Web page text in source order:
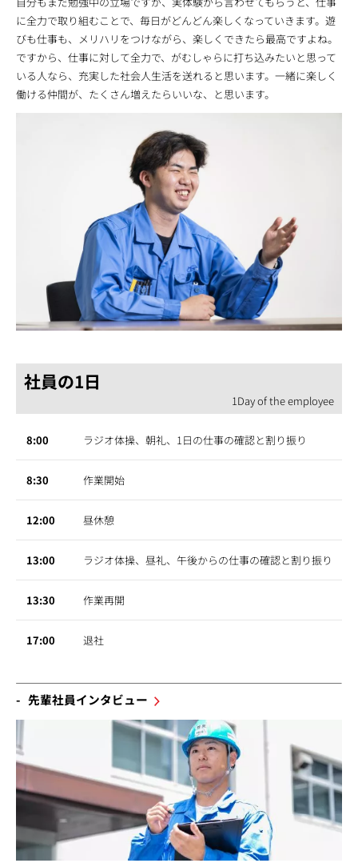
に全力で取り組むことで、毎日がどんどん楽しくなっていきます。遊
びも仕事も、メリハリをつけながら、楽しくできたら最高ですよね。
ですから、仕事に対して全力で、がむしゃらに打ち込みたいと思って
いる人なら、充実した社会人生活を送れると思います。一緒に楽しく
働ける仲間が、たくさん増えたらいいな、と思います。
社員の1日
1Day of the employee
8:00 ラジオ体操、朝礼、1日の仕事の確認と割り振り
8:30 作業開始
12:00 昼休憩
13:00 ラジオ体操、昼礼、午後からの仕事の確認と割り振り
13:30 作業再開
17:00 退社
先輩社員インタビュー